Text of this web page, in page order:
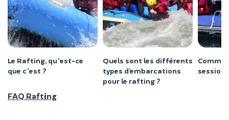
Le Rafting, qu'est-ce
que c'est ?
Quels sont les différents
types d’embarcations
pour le rafting ?
session
FAQ Rafting